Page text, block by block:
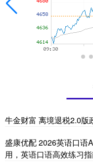
牛金财富 离境退税2.0版
盛康优配 2026英语口语
用，英语口语高效练习